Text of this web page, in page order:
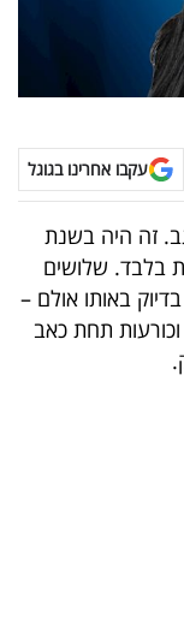
עקבו אחרינו בגוגל
זה היה בשנת
בלבד. שלושים
באותו אולם –
תחת כאב
.